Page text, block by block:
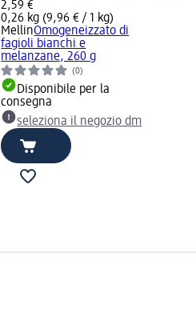
2,59 €
0,26 kg (9,96 € / 1 kg)
MellinOmogeneizzato di
fagioli bianchi e
melanzane, 260 g
(0)
Disponibile per la
consegna
seleziona il negozio dm